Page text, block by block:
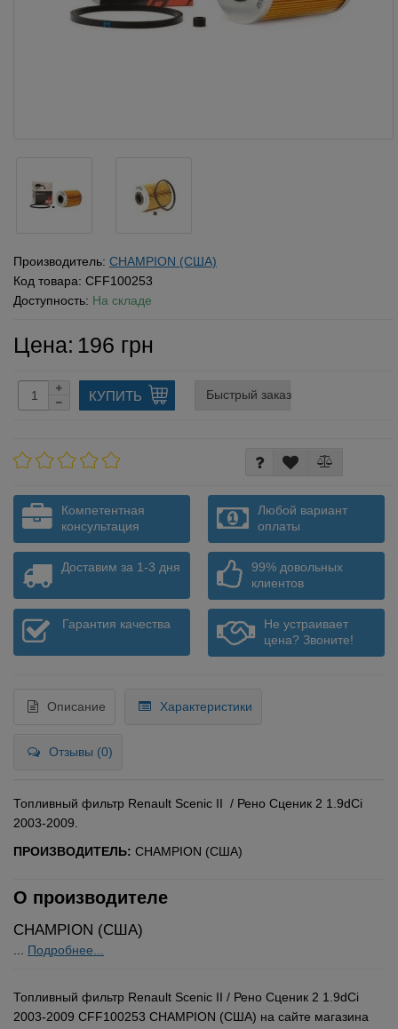
Производитель: CHAMPION (США)
Код товара: CFF100253
Доступность: На складе
Цена: 196 грн
КУПИТЬ Быстрый заказ
Компетентная
консультация
Любой вариант
оплаты
Доставим за 1-3 дня
99% довольных
клиентов
Гарантия качества
Не устраивает
цена? Звоните!
Описание Характеристики
Отзывы (0)
Топливный фильтр Renault Scenic II / Рено Сценик 2 1.9dCi
2003-2009.
ПРОИЗВОДИТЕЛЬ: CHAMPION (США)
О производителе
CHAMPION (США)
Подробнее...
Топливный фильтр Renault Scenic II / Рено Сценик 2 1.9dCi
2003-2009 CFF100253 CHAMPION (США) на сайте магазина